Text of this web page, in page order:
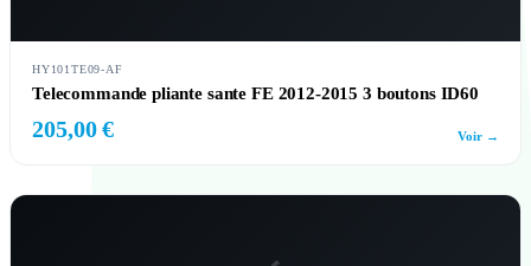
HY101TE09-AF
Telecommande pliante sante FE 2012-2015 3 boutons ID60
205,00 € Voir →